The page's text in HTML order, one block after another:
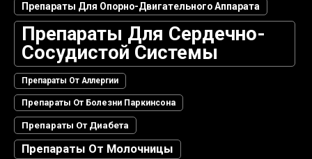
Препараты Для Опорно-Двигательного Аппарата
Препараты Для Сердечно-
Сосудистой Системы
Препараты От Аллергии
Препараты От Болезни Паркинсона
Препараты От Диабета
Препараты От Молочницы